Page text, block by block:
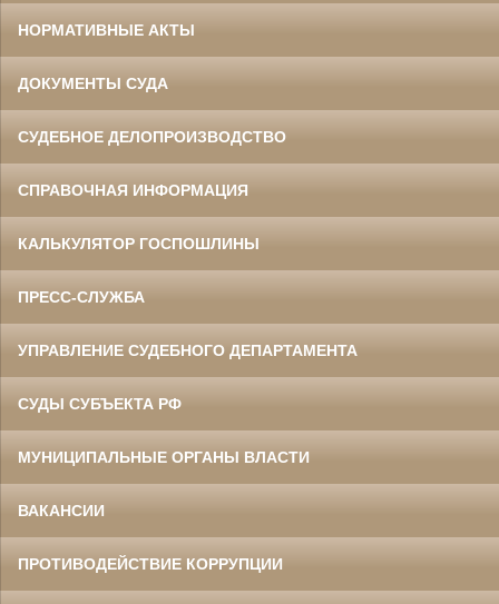
НОРМАТИВНЫЕ АКТЫ
ДОКУМЕНТЫ СУДА
СУДЕБНОЕ ДЕЛОПРОИЗВОДСТВО
СПРАВОЧНАЯ ИНФОРМАЦИЯ
КАЛЬКУЛЯТОР ГОСПОШЛИНЫ
ПРЕСС-СЛУЖБА
УПРАВЛЕНИЕ СУДЕБНОГО ДЕПАРТАМЕНТА
СУДЫ СУБЪЕКТА РФ
МУНИЦИПАЛЬНЫЕ ОРГАНЫ ВЛАСТИ
ВАКАНСИИ
ПРОТИВОДЕЙСТВИЕ КОРРУПЦИИ